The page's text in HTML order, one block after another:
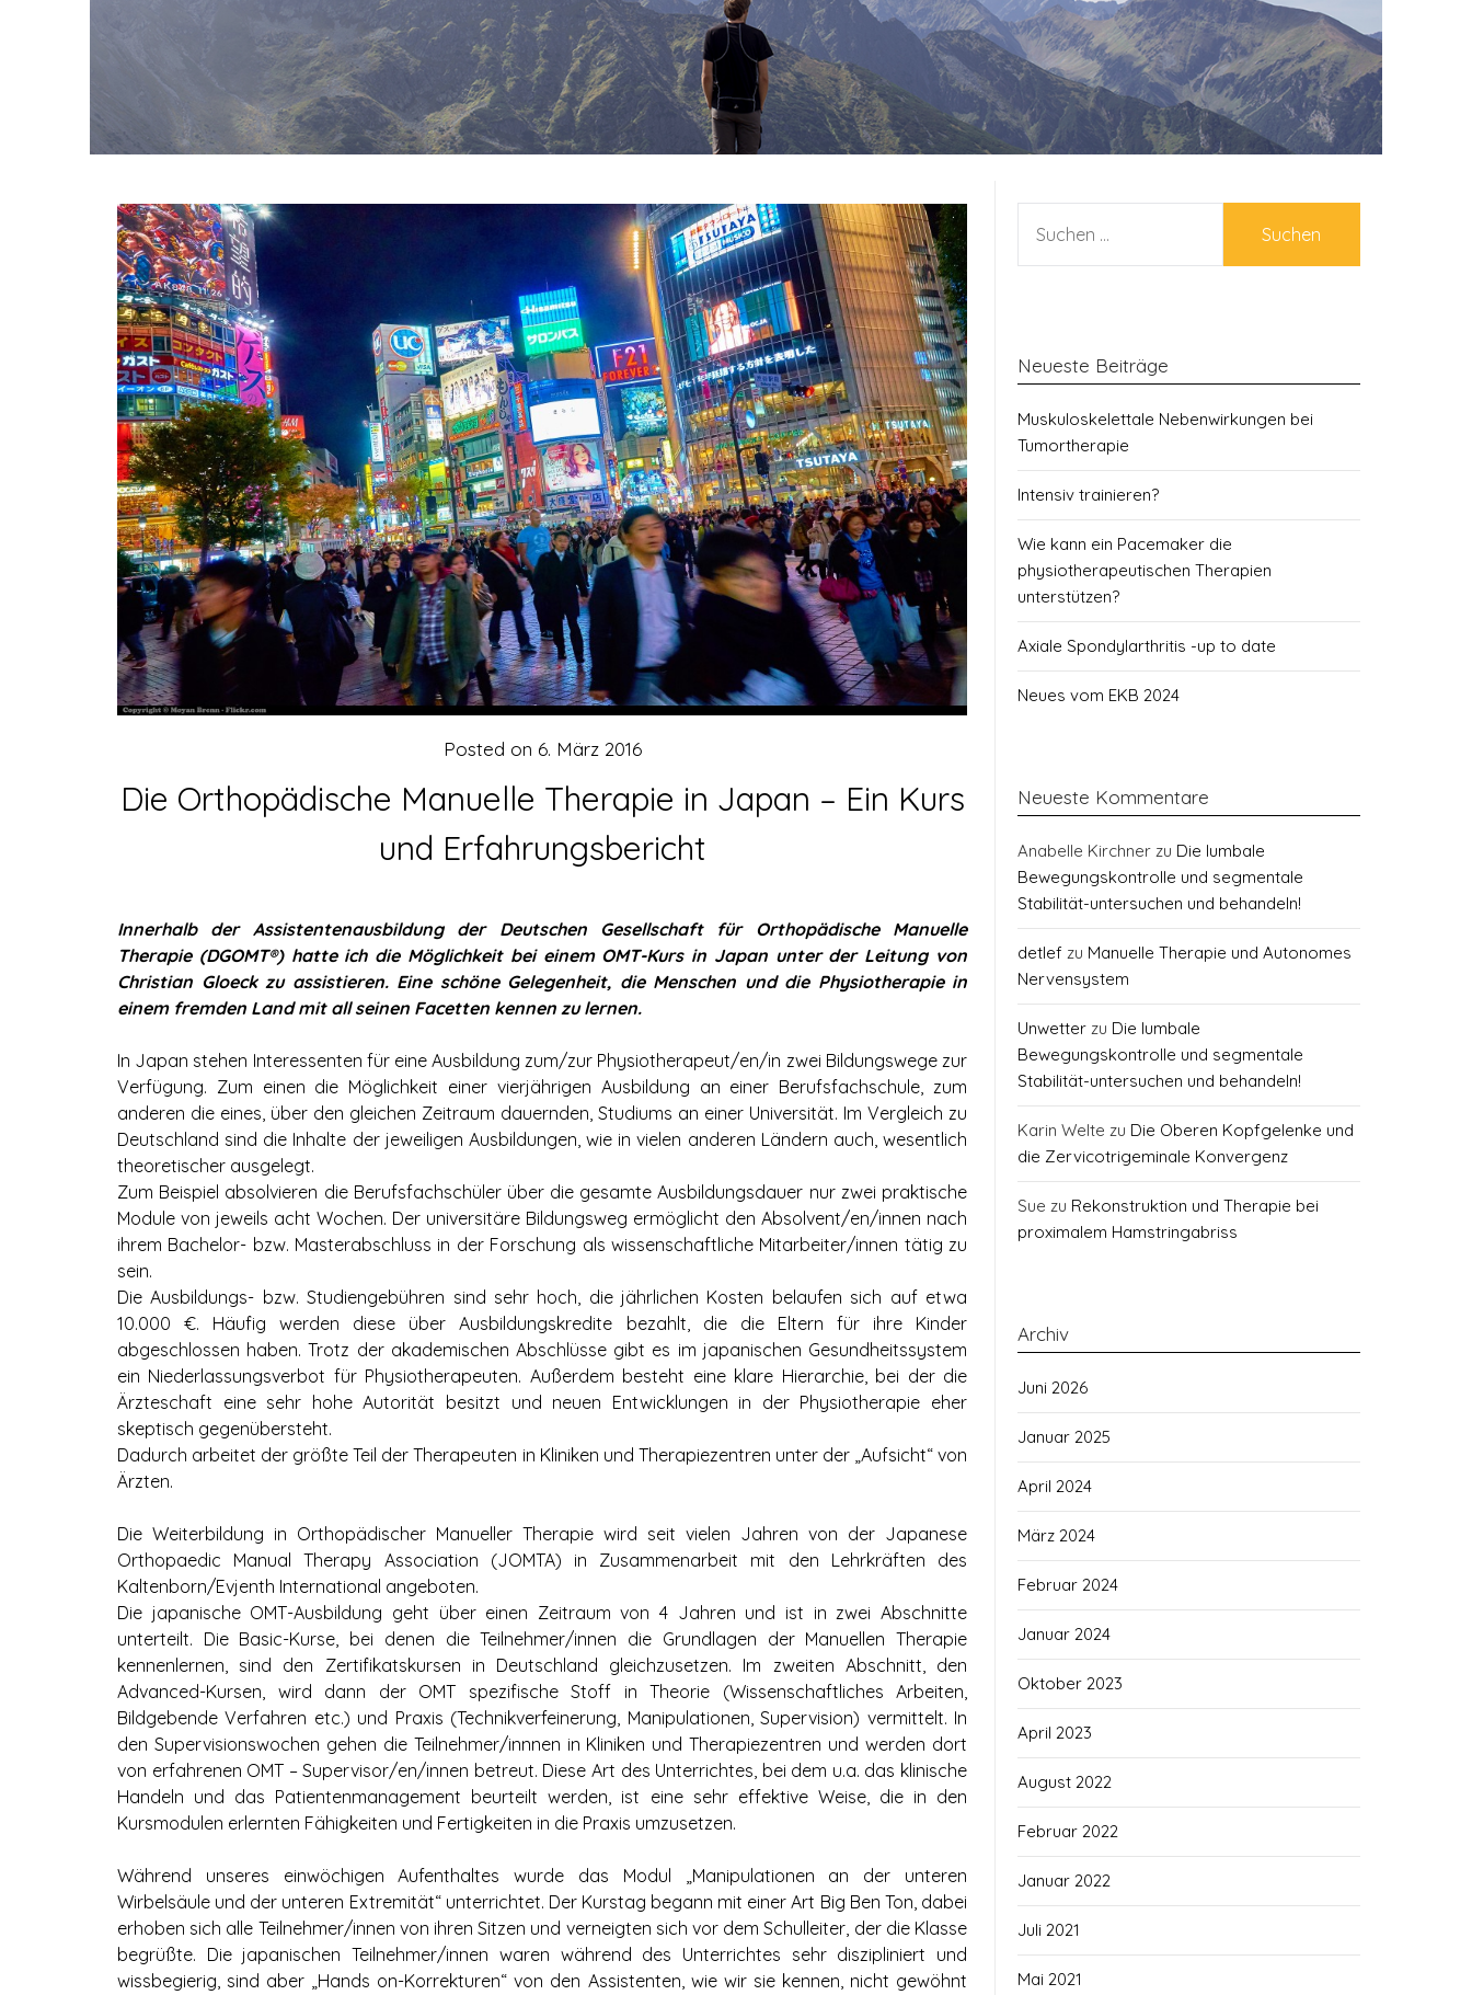
Die Orthopädische Manuelle Therapie in Japan – Ein Kurs
und Erfahrungsbericht
Posted on 6. März 2016
Innerhalb der Assistentenausbildung der Deutschen Gesellschaft für Orthopädische Manuelle
Therapie (DGOMT®) hatte ich die Möglichkeit bei einem OMT-Kurs in Japan unter der Leitung von
Christian Gloeck zu assistieren. Eine schöne Gelegenheit, die Menschen und die Physiotherapie in
einem fremden Land mit all seinen Facetten kennen zu lernen.
In Japan stehen Interessenten für eine Ausbildung zum/zur Physiotherapeut/en/in zwei Bildungswege zur
Verfügung. Zum einen die Möglichkeit einer vierjährigen Ausbildung an einer Berufsfachschule, zum
anderen die eines, über den gleichen Zeitraum dauernden, Studiums an einer Universität. Im Vergleich zu
Deutschland sind die Inhalte der jeweiligen Ausbildungen, wie in vielen anderen Ländern auch, wesentlich
theoretischer ausgelegt.
Zum Beispiel absolvieren die Berufsfachschüler über die gesamte Ausbildungsdauer nur zwei praktische
Module von jeweils acht Wochen. Der universitäre Bildungsweg ermöglicht den Absolvent/en/innen nach
ihrem Bachelor- bzw. Masterabschluss in der Forschung als wissenschaftliche Mitarbeiter/innen tätig zu
sein.
Die Ausbildungs- bzw. Studiengebühren sind sehr hoch, die jährlichen Kosten belaufen sich auf etwa
10.000 €. Häufig werden diese über Ausbildungskredite bezahlt, die die Eltern für ihre Kinder
abgeschlossen haben. Trotz der akademischen Abschlüsse gibt es im japanischen Gesundheitssystem
ein Niederlassungsverbot für Physiotherapeuten. Außerdem besteht eine klare Hierarchie, bei der die
Ärzteschaft eine sehr hohe Autorität besitzt und neuen Entwicklungen in der Physiotherapie eher
skeptisch gegenübersteht.
Dadurch arbeitet der größte Teil der Therapeuten in Kliniken und Therapiezentren unter der „Aufsicht“ von
Ärzten.
Die Weiterbildung in Orthopädischer Manueller Therapie wird seit vielen Jahren von der Japanese
Orthopaedic Manual Therapy Association (JOMTA) in Zusammenarbeit mit den Lehrkräften des
Kaltenborn/Evjenth International angeboten.
Die japanische OMT-Ausbildung geht über einen Zeitraum von 4 Jahren und ist in zwei Abschnitte
unterteilt. Die Basic-Kurse, bei denen die Teilnehmer/innen die Grundlagen der Manuellen Therapie
kennenlernen, sind den Zertifikatskursen in Deutschland gleichzusetzen. Im zweiten Abschnitt, den
Advanced-Kursen, wird dann der OMT spezifische Stoff in Theorie (Wissenschaftliches Arbeiten,
Bildgebende Verfahren etc.) und Praxis (Technikverfeinerung, Manipulationen, Supervision) vermittelt. In
den Supervisionswochen gehen die Teilnehmer/innnen in Kliniken und Therapiezentren und werden dort
von erfahrenen OMT – Supervisor/en/innen betreut. Diese Art des Unterrichtes, bei dem u.a. das klinische
Handeln und das Patientenmanagement beurteilt werden, ist eine sehr effektive Weise, die in den
Kursmodulen erlernten Fähigkeiten und Fertigkeiten in die Praxis umzusetzen.
Während unseres einwöchigen Aufenthaltes wurde das Modul „Manipulationen an der unteren
Wirbelsäule und der unteren Extremität“ unterrichtet. Der Kurstag begann mit einer Art Big Ben Ton, dabei
erhoben sich alle Teilnehmer/innen von ihren Sitzen und verneigten sich vor dem Schulleiter, der die Klasse
begrüßte. Die japanischen Teilnehmer/innen waren während des Unterrichtes sehr diszipliniert und
wissbegierig, sind aber „Hands on-Korrekturen“ von den Assistenten, wie wir sie kennen, nicht gewöhnt
NACH:
Neueste Beiträge
Muskuloskelettale Nebenwirkungen bei
Tumortherapie
Intensiv trainieren?
Wie kann ein Pacemaker die
physiotherapeutischen Therapien
unterstützen?
Axiale Spondylarthritis -up to date
Neues vom EKB 2024
Neueste Kommentare
Anabelle Kirchner zu Die lumbale
Bewegungskontrolle und segmentale
Stabilität-untersuchen und behandeln!
detlef zu Manuelle Therapie und Autonomes
Nervensystem
Unwetter zu Die lumbale
Bewegungskontrolle und segmentale
Stabilität-untersuchen und behandeln!
Karin Welte zu Die Oberen Kopfgelenke und
die Zervicotrigeminale Konvergenz
Sue zu Rekonstruktion und Therapie bei
proximalem Hamstringabriss
Archiv
Juni 2026
Januar 2025
April 2024
März 2024
Februar 2024
Januar 2024
Oktober 2023
April 2023
August 2022
Februar 2022
Januar 2022
Juli 2021
Mai 2021